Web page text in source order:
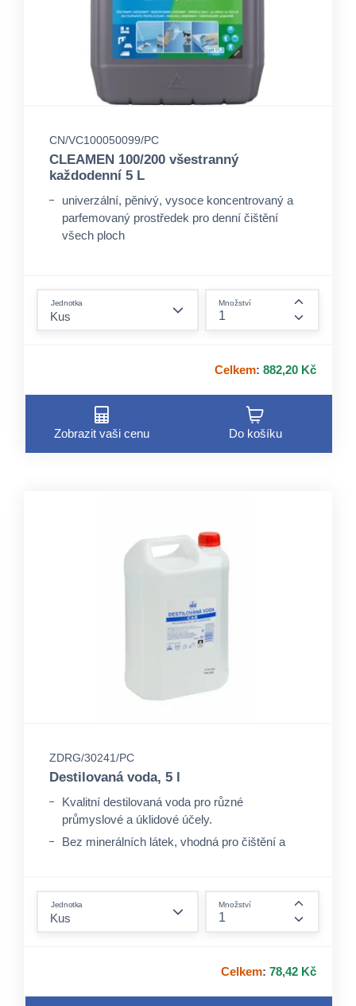
CN/VC100050099/PC
CLEAMEN 100/200 všestranný
každodenní 5 L
univerzální, pěnivý, vysoce koncentrovaný a
parfemovaný prostředek pro denní čištění
všech ploch
Jednotka Množství
Celkem: 882,20 Kč
Zobrazit vaši cenu Do košíku
ZDRG/30241/PC
Destilovaná voda, 5 l
Kvalitní destilovaná voda pro různé
průmyslové a úklidové účely.
Bez minerálních látek, vhodná pro čištění a
přípravu roztoků.
Jednotka Množství
Celkem: 78,42 Kč